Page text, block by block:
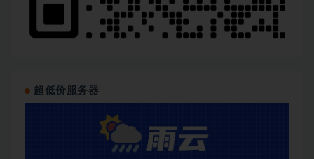
超低价服务器